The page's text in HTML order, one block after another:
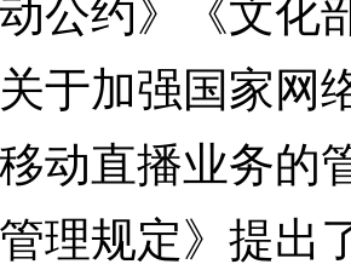
于加强国家网
动直播业务的
理规定》提出